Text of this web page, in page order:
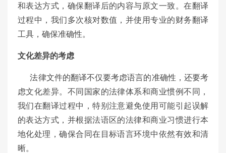
和表达方式，确保翻译后的内容与原文一致。在翻译
过程中，我们多次核对数值，并使用专业的财务翻译
工具，确保准确性。
文化差异的考虑
法律文件的翻译不仅要考虑语言的准确性，还要考
虑文化差异。不同国家的法律体系和商业惯例不同，
我们在翻译过程中，特别注意避免使用可能引起误解
的表达方式，并根据法语区的法律和商业习惯进行本
地化处理，确保合同在目标语言环境中依然有效和清
晰。